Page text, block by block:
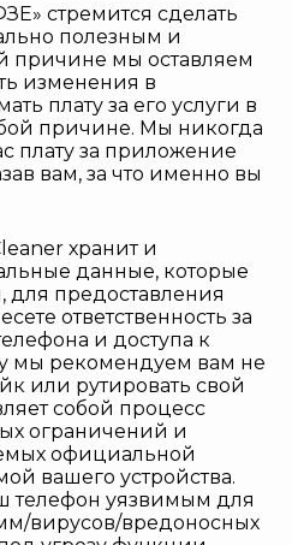
стремится сделать
полезным и
причине мы оставляем
изменения в
плату за его услуги в
причине. Мы никогда
плату за приложение
вам, за что именно вы
хранит и
данные, которые
для предоставления
ответственность за
и доступа к
мы рекомендуем вам не
или рутировать свой
собой процесс
ограничений и
официальной
вашего устройства.
телефон уязвимым для
вирусов/вредоносных